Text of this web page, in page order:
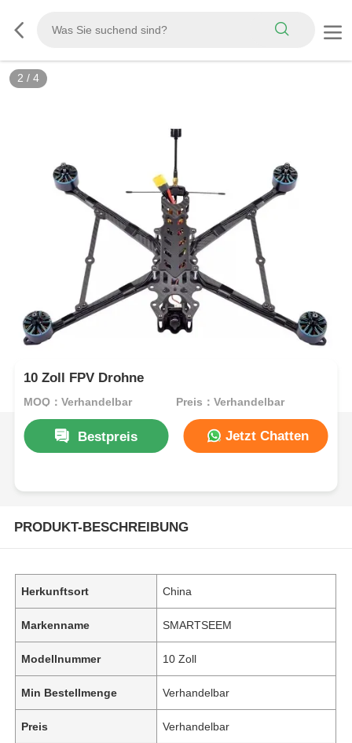
2 / 4
10 Zoll FPV Drohne
MOQ：Verhandelbar Preis：Verhandelbar
Bestpreis Jetzt Chatten
PRODUKT-BESCHREIBUNG
Herkunftsort China
Markenname SMARTSEEM
Modellnummer 10 Zoll
Min Bestellmenge Verhandelbar
Preis Verhandelbar